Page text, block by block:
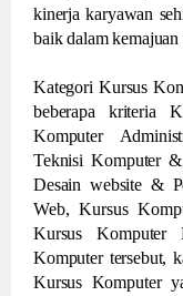
kinerja karyawan
baik dalam kemajuan
Kategori Kursus
beberapa kriteria
Komputer
Teknisi Komputer
Desain website &
Web, Kursus
Kursus Komputer
Komputer tersebut,
Kursus Komputer